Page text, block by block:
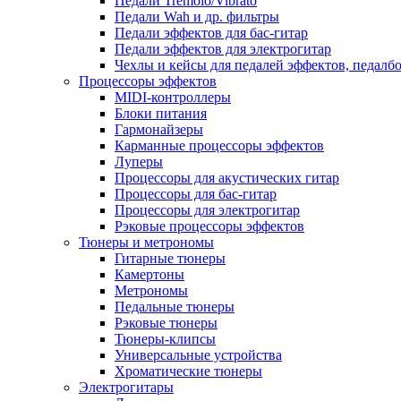
Педали Wah и др. фильтры
Педали эффектов для бас-гитар
Педали эффектов для электрогитар
Чехлы и кейсы для педалей эффектов,
Процессоры эффектов
MIDI-контроллеры
Блоки питания
Гармонайзеры
Карманные процессоры эффектов
Луперы
Процессоры для акустических гитар
Процессоры для бас-гитар
Процессоры для электрогитар
Рэковые процессоры эффектов
Тюнеры и метрономы
Гитарные тюнеры
Камертоны
Метрономы
Педальные тюнеры
Рэковые тюнеры
Тюнеры-клипсы
Универсальные устройства
Хроматические тюнеры
Электрогитары